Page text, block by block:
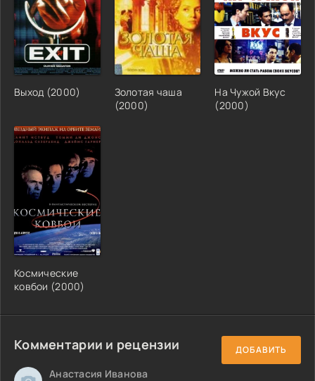
Выход (2000)
Золотая чаша
(2000)
На Чужой Вкус
(2000)
Космические
ковбои (2000)
Комментарии и рецензии ДОБАВИТЬ
Анастасия Иванова